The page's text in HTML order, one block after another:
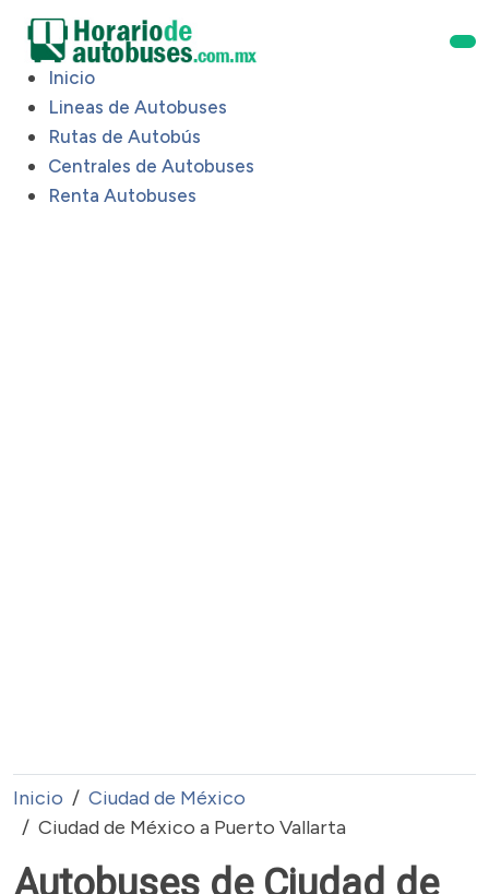
Inicio
Lineas de Autobuses
Rutas de Autobús
Centrales de Autobuses
Renta Autobuses
Inicio
Ciudad de México
Ciudad de México a Puerto Vallarta
Autobuses de Ciudad de